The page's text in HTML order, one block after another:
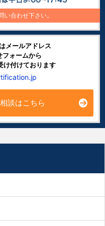
い合わせ下さい。
メールアドレス
フォームから
付けております
談はこちら